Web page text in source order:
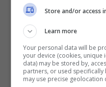
costruirsi una
noto per le sue
anni.
Successivamente, la
Store and/or access
Learn more
Your personal data will be
your device (cookies,
data) may be stored by,
partners, or used
may use precise geolocation